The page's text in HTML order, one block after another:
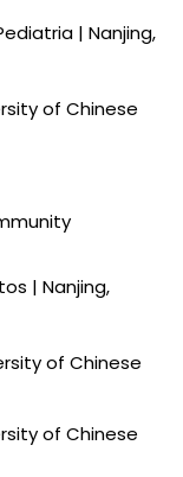
| Nanjing,
of Chinese
| Nanjing,
of Chinese
of Chinese